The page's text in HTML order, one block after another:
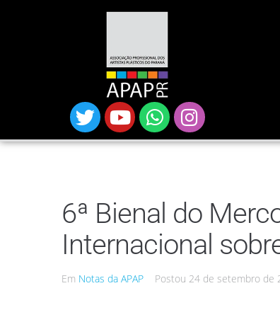
6ª Bienal do
Internacional
Em Notas da APAP Postou 24 de setembro de